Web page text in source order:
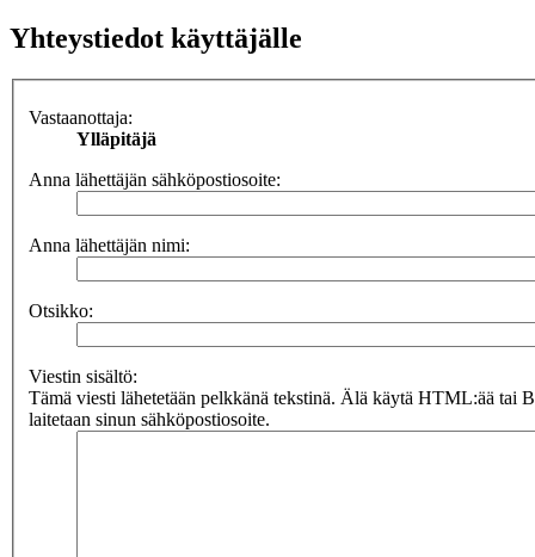
Yhteystiedot käyttäjälle
Vastaanottaja:
Ylläpitäjä
Anna lähettäjän sähköpostiosoite:
Anna lähettäjän nimi:
Otsikko:
Viestin sisältö:
Tämä viesti lähetetään pelkkänä tekstinä. Älä käytä HTML:ää tai
laitetaan sinun sähköpostiosoite.